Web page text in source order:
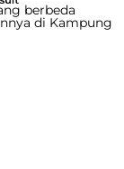
berbeda
di Kampung